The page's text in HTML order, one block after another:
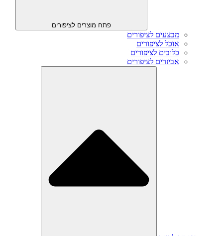
פתח מוצרים לציפורים
מבצעים לציפורים
אוכל לציפורים
כלובים לציפורים
אביזרים לציפורים